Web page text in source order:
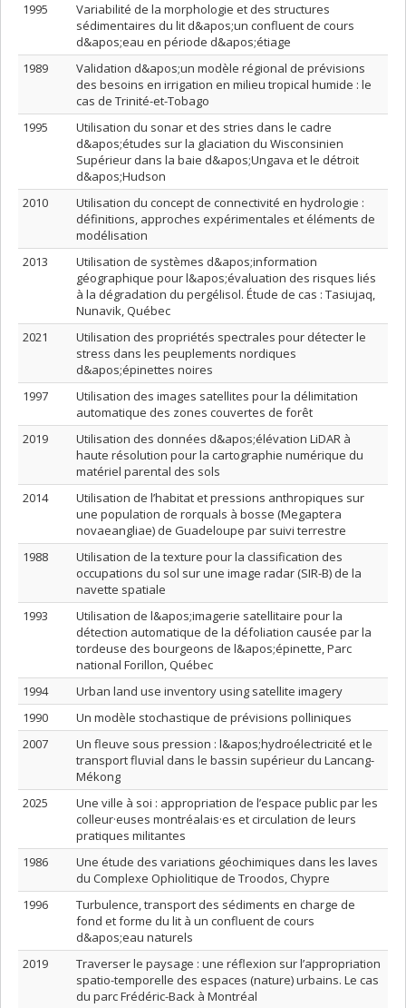
1995
Variabilité de la morphologie et des structures
sédimentaires du lit d&apos;un confluent de cours
d&apos;eau en période d&apos;étiage
1989
Validation d&apos;un modèle régional de prévisions
des besoins en irrigation en milieu tropical humide : le
cas de Trinité-et-Tobago
1995
Utilisation du sonar et des stries dans le cadre
d&apos;études sur la glaciation du Wisconsinien
Supérieur dans la baie d&apos;Ungava et le détroit
d&apos;Hudson
2010
Utilisation du concept de connectivité en hydrologie :
définitions, approches expérimentales et éléments de
modélisation
2013
Utilisation de systèmes d&apos;information
géographique pour l&apos;évaluation des risques liés
à la dégradation du pergélisol. Étude de cas : Tasiujaq,
Nunavik, Québec
2021
Utilisation des propriétés spectrales pour détecter le
stress dans les peuplements nordiques
d&apos;épinettes noires
1997
Utilisation des images satellites pour la délimitation
automatique des zones couvertes de forêt
2019
Utilisation des données d&apos;élévation LiDAR à
haute résolution pour la cartographie numérique du
matériel parental des sols
2014
Utilisation de l’habitat et pressions anthropiques sur
une population de rorquals à bosse (Megaptera
novaeangliae) de Guadeloupe par suivi terrestre
1988
Utilisation de la texture pour la classification des
occupations du sol sur une image radar (SIR-B) de la
navette spatiale
1993
Utilisation de l&apos;imagerie satellitaire pour la
détection automatique de la défoliation causée par la
tordeuse des bourgeons de l&apos;épinette, Parc
national Forillon, Québec
1994
Urban land use inventory using satellite imagery
1990
Un modèle stochastique de prévisions polliniques
2007
Un fleuve sous pression : l&apos;hydroélectricité et le
transport fluvial dans le bassin supérieur du Lancang-
Mékong
2025
Une ville à soi : appropriation de l’espace public par les
colleur·euses montréalais·es et circulation de leurs
pratiques militantes
1986
Une étude des variations géochimiques dans les laves
du Complexe Ophiolitique de Troodos, Chypre
1996
Turbulence, transport des sédiments en charge de
fond et forme du lit à un confluent de cours
d&apos;eau naturels
2019
Traverser le paysage : une réflexion sur l’appropriation
spatio-temporelle des espaces (nature) urbains. Le cas
du parc Frédéric-Back à Montréal